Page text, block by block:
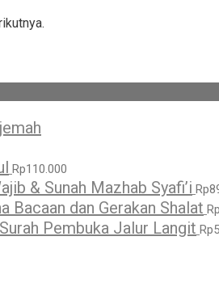
Rp110.000
& Sunah Mazhab Syafi’i Rp
Bacaan dan Gerakan Shalat Rp
Pembuka Jalur Langit Rp